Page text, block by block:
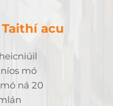
acu
mó
ná 20